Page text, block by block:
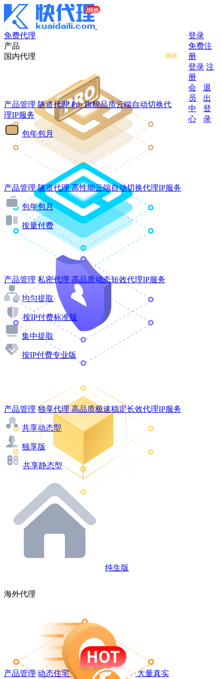
免费代理
产品
国内代理
产品管理 隧道代理Pro 旗舰品质云端自动切换代
理IP服务
包年包月
产品管理 隧道代理 高性能云端自动切换代理IP服务
包年包月
按量付费
产品管理 私密代理 高品质动态短效代理IP服务
均匀提取
按IP付费标准版
集中提取
按IP付费专业版
产品管理 独享代理 高品质极速稳定长效代理IP服务
共享动态型
独享版
共享静态型
纯生版
海外代理
产品管理 动态住宅
大量真实
登录
免费注
册
登录 注
册
会
员
中
心
退
出
登
录